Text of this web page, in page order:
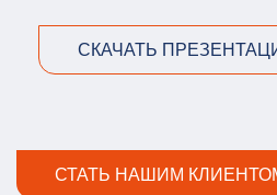
СКАЧАТЬ
СТАТЬ НАШИМ